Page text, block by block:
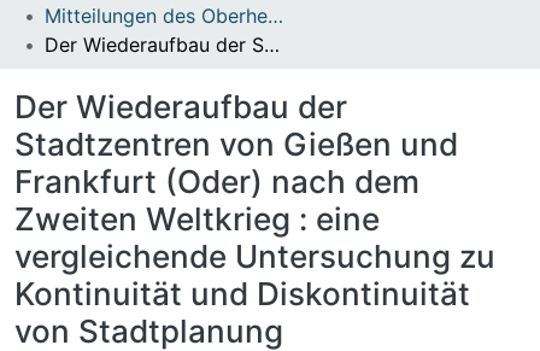
Mitteilungen des Oberhessischen Geschichtsvereins Gießen Vol. 096 (2011)
Der Wiederaufbau der Stadtzentren von Gießen und Frankfurt (Oder) nach dem Zweiten Weltkrieg : eine vergleichende Untersuchung zu Kontinuität und Diskontinuität von Stadtplanung
Der Wiederaufbau der
Stadtzentren von Gießen und
Frankfurt (Oder) nach dem
Zweiten Weltkrieg : eine
vergleichende Untersuchung zu
Kontinuität und Diskontinuität
von Stadtplanung